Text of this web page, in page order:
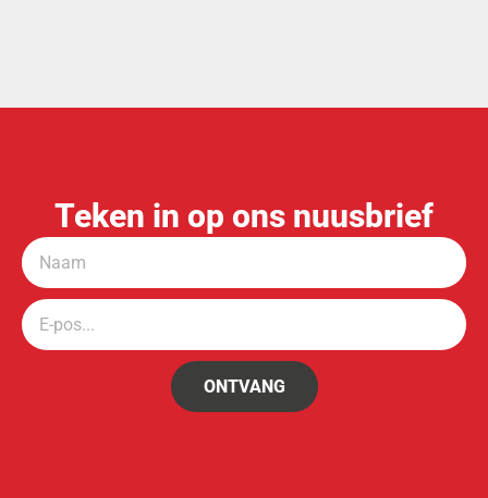
Teken in op ons nuusbrief
ONTVANG